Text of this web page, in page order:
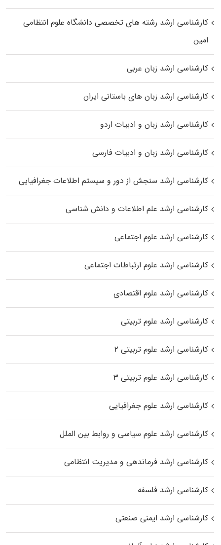
کارشناسی ارشد رﺷﺘﻪ ﻫﺎی تخصصی داﻧﺸﮕﺎه ﻋﻠﻮم انتظامی
اﻣﻴﻦ
کارشناسی ارشد زبان عربی
کارشناسی ارشد زبان‌ های باستانی ایران
کارشناسی ارشد زبان و ادبیات اردو
کارشناسی ارشد زبان و ادبیات فارسی
کارشناسی ارشد سنجش از دور و سیستم اطلاعات جغرافیایی
کارشناسی ارشد علم اطلاعات و دانش شناسی
کارشناسی ارشد علوم اجتماعی
کارشناسی ارشد علوم ارتباطات اجتماعی
کارشناسی ارشد علوم اقتصادی
کارشناسی ارشد علوم تربیتی
کارشناسی ارشد علوم تربیتی ۲
کارشناسی ارشد علوم تربیتی ۳
کارشناسی ارشد علوم جغرافیایی
کارشناسی ارشد علوم سیاسی و روابط بین الملل
کارشناسی ارشد فرماندهی و مدیریت انتظامی
کارشناسی ارشد فلسفه
کارشناسی ارشد ایمنی صنعتی